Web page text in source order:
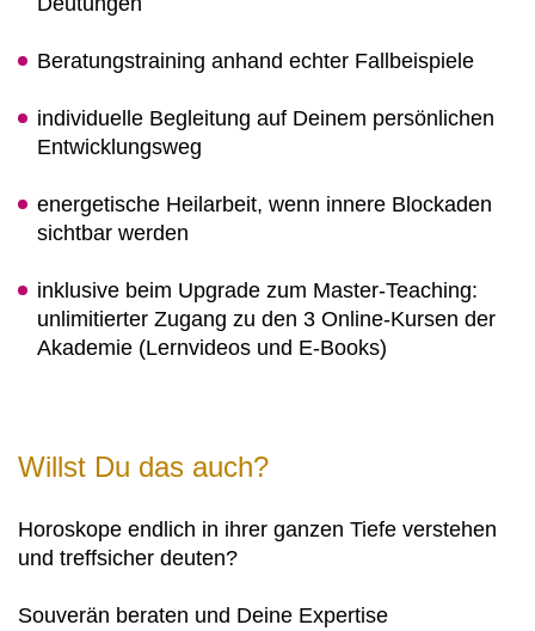
Beratungstraining anhand echter Fallbeispiele
individuelle Begleitung auf Deinem persönlichen
Entwicklungsweg
energetische Heilarbeit, wenn innere Blockaden
sichtbar werden
inklusive beim Upgrade zum Master-Teaching:
unlimitierter Zugang zu den 3 Online-Kursen der
Akademie (Lernvideos und E-Books)
Willst Du das auch?
Horoskope endlich in ihrer ganzen Tiefe verstehen
und treffsicher deuten?
Souverän beraten und Deine Expertise